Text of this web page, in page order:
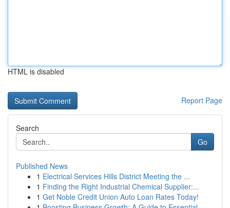
HTML is disabled
Report Page
Search
Go
Published News
1 Electrical Services Hills District Meeting the ...
1 Finding the Right Industrial Chemical Supplier:...
1 Get Noble Credit Union Auto Loan Rates Today!